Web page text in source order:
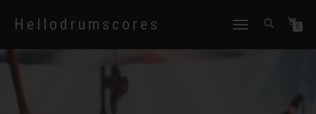
Hellodrumscores
Déplier
navigation
0